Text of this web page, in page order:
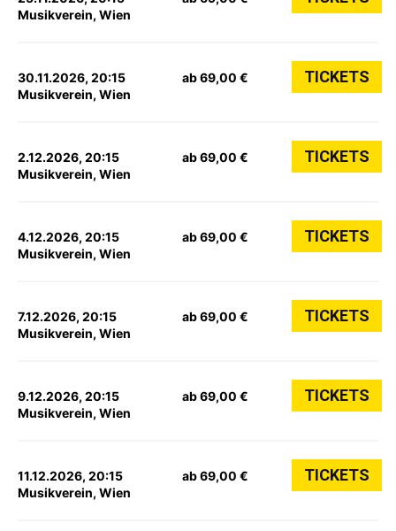
Musikverein, Wien
30.11.2026, 20:15
Musikverein, Wien
ab 69,00 € TICKETS
2.12.2026, 20:15
Musikverein, Wien
ab 69,00 € TICKETS
4.12.2026, 20:15
Musikverein, Wien
ab 69,00 € TICKETS
7.12.2026, 20:15
Musikverein, Wien
ab 69,00 € TICKETS
9.12.2026, 20:15
Musikverein, Wien
ab 69,00 € TICKETS
11.12.2026, 20:15
Musikverein, Wien
ab 69,00 € TICKETS